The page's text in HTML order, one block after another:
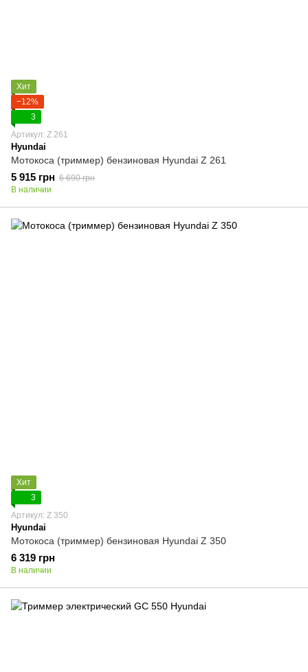
Хит
−12%
3
Артикул: Z 261
Hyundai
Мотокоса (триммер) бензиновая Hyundai Z 261
5 915 грн 6 690 грн
В наличии
Хит
3
Артикул: Z 350
Hyundai
Мотокоса (триммер) бензиновая Hyundai Z 350
6 319 грн
В наличии